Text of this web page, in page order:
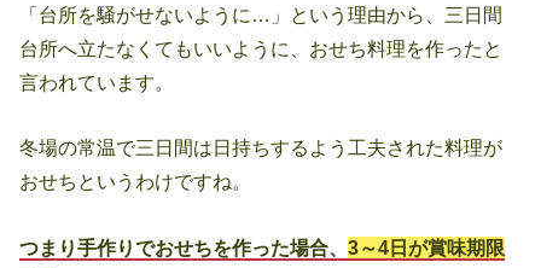
「台所を騒がせないように…」という理由から、三日間
台所へ立たなくてもいいように、おせち料理を作ったと
言われています。
冬場の常温で三日間は日持ちするよう工夫された料理が
おせちというわけですね。
つまり手作りでおせちを作った場合、3～4日が賞味期限